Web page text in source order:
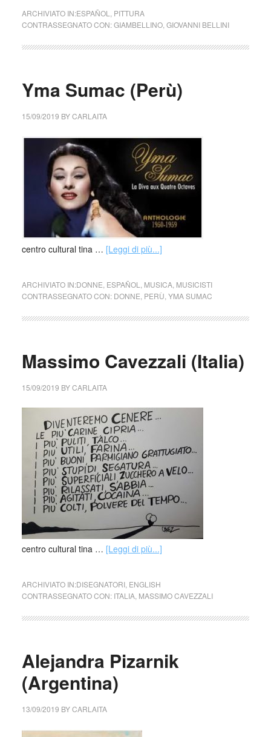
ARCHIVIATO IN:ESPAÑOL
PITTURA
CONTRASSEGNATO CON:GIAMBELLINO, GIOVANNI BELLINI
Yma Sumac (Perù)
15/09/2019 BYCARLAITA
centro cultural tina … [Leggi di più...]
ARCHIVIATO IN:DONNE ESPAÑOL MUSICA, MUSICISTI
CONTRASSEGNATO CON: DONNE PERÙ YMA SUMAC
Massimo Cavezzali (Italia)
15/09/2019 BYCARLAITA
centro cultural tina … [Leggi di più...]
ARCHIVIATO IN:DISEGNATORI, ENGLISH
CONTRASSEGNATO CON: ITALIA, MASSIMO CAVEZZALI
Alejandra Pizarnik
(Argentina)
13/09/2019 BYCARLAITA